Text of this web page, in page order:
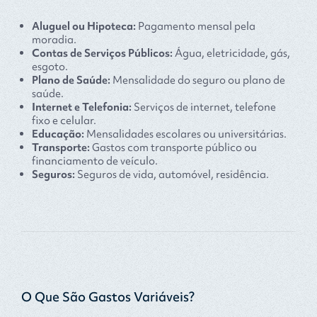
Aluguel ou Hipoteca: Pagamento mensal pela
moradia.
Contas de Serviços Públicos: Água, eletricidade, gás,
esgoto.
Plano de Saúde: Mensalidade do seguro ou plano de
saúde.
Internet e Telefonia: Serviços de internet, telefone
fixo e celular.
Educação: Mensalidades escolares ou universitárias.
Transporte: Gastos com transporte público ou
financiamento de veículo.
Seguros: Seguros de vida, automóvel, residência.
O Que São Gastos Variáveis?